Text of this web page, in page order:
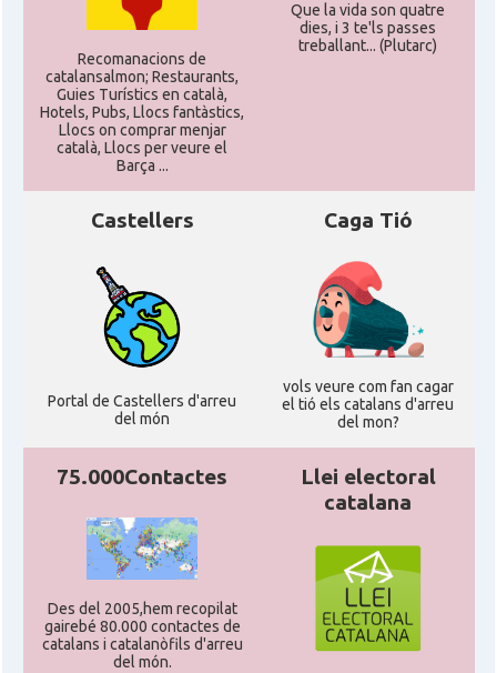
Catalans a MILTON KEYNES
CAMON Catalans a Newcastle upon Tyne
CAMON
CAMON Catalans a Portsmouth
CAMON
Catalans a RUGBY
Catalans a SHEFFIELD
CAMON Catalans a SOUTHAMPTON
CAMON Catalans a STIRLING
Recomanacions de
catalansalmon; Restaurants,
Guies Turístics en català,
Hotels, Pubs, Llocs fantàstics,
Llocs on comprar menjar
català, Llocs per veure el
Barça ...
Que la vida son quatre
dies, i 3 te'ls passes
treballant... (Plutarc)
Castellers
Portal de Castellers d'arreu
del món
Caga Tió
vols veure com fan cagar
el tió els catalans d'arreu
del mon?
75.000Contactes
Des del 2005,hem recopilat
gairebé 80.000 contactes de
catalans i catalanòfils d'arreu
del món.
Llei electoral
catalana